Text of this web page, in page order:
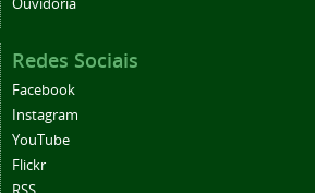
Ouvidoria
Redes Sociais
Facebook
Instagram
YouTube
Flickr